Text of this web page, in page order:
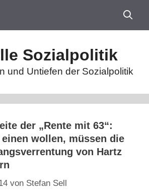
Sozialpolitik
und Untiefen der Sozialpolitik
der „Rente mit 63“:
wollen, müssen die
von Hartz
von Stefan Sell